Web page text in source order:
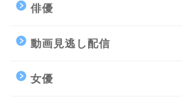
俳優
動画見逃し配信
女優